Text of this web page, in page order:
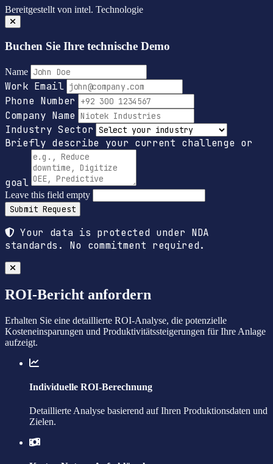
Bereitgestellt von intel. Technologie
Buchen Sie Ihre technische Demo
Name
Work Email
Phone Number
Company Name
Industry Sector
Briefly describe your current challenge or
goal
Leave this field empty
Submit Request
Your data is protected under NDA
standards. No commitment required.
ROI-Bericht anfordern
Erhalten Sie eine detaillierte ROI-Analyse, die potenzielle
Kosteneinsparungen und Produktivitätssteigerungen für Ihre Anlage
aufzeigt.
Individuelle ROI-Berechnung
Detaillierte Analyse basierend auf Ihren Produktionsdaten und
Zielen.